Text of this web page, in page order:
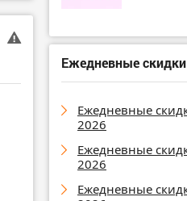
Ежедневные скидки
Ежедневные
2026
Ежедневные
2026
Ежедневные